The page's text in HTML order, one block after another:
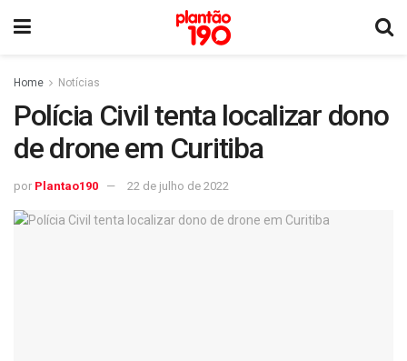
Home Notícias
Polícia Civil tenta localizar dono
de drone em Curitiba
por Plantao190 22 de julho de 2022